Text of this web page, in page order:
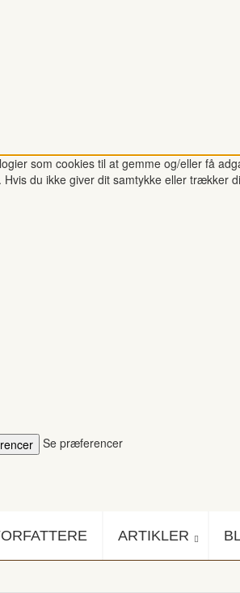
som cookies til at gemme og/eller få
du ikke giver dit samtykke eller trækker
Se præferencer
ARTIKLER